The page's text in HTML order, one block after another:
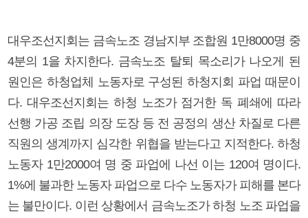
대우조선지회는 금속노조 경남지부 조합원 1만8000명 중
4분의 1을 차지한다. 금속노조 탈퇴 목소리가 나오게 된
원인은 하청업체 노동자로 구성된 하청지회 파업 때문이
다. 대우조선지회는 하청 노조가 점거한 독 폐쇄에 따라
선행 가공 조립 의장 도장 등 전 공정의 생산 차질로 다른
직원의 생계까지 심각한 위협을 받는다고 지적한다. 하청
노동자 1만2000여 명 중 파업에 나선 이는 120여 명이다.
1%에 불과한 노동자 파업으로 다수 노동자가 피해를 본다
는 불만이다. 이런 상황에서 금속노조가 하청 노조 파업을